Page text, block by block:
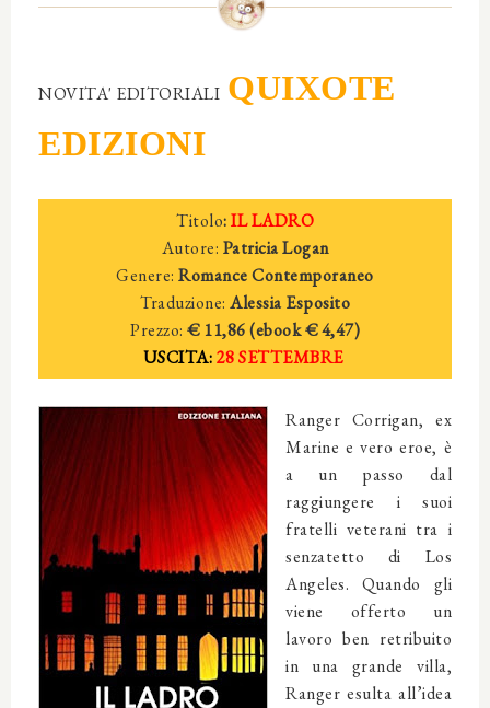
NOVITA' EDITORIALI QUIXOTE
EDIZIONI
Titolo:IL LADRO
Autore: Patricia Logan
Genere: Romance Contemporaneo
Traduzione: Alessia Esposito
Prezzo: € 11,86 (ebook € 4,47)
USCITA:28 SETTEMBRE
Ranger Corrigan, ex
Marine e vero eroe, è
a un passo dal
raggiungere i suoi
fratelli veterani tra i
senzatetto di Los
Angeles. Quando gli
viene offerto un
lavoro ben retribuito
in una grande villa,
Ranger esulta all’idea